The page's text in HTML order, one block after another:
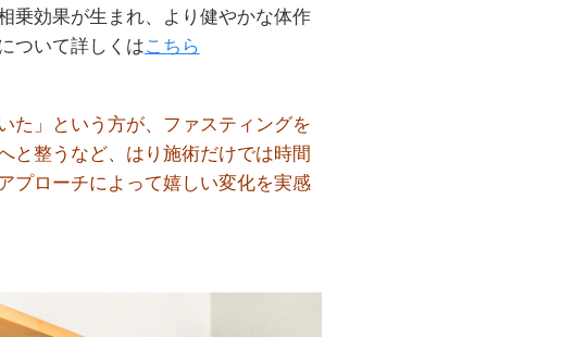
乗効果が生まれ、より健やかな体作
ついて詳しくはこちら
た」という方が、ファスティングを
と整うなど、はり施術だけでは時間
プローチによって嬉しい変化を実感